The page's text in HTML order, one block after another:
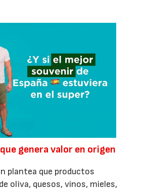
genera valor en origen
plantea que productos
oliva, quesos, vinos, mieles,